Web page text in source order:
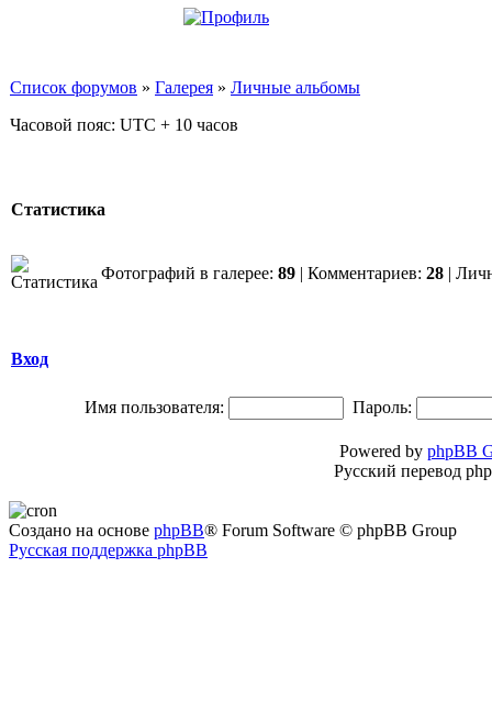
Список форумов » Галерея » Личные альбомы
Часовой пояс: UTC + 10 часов
Статистика
Фотографий в галерее: 89 | Комментариев: 28 |
Вход
Имя пользователя: Пароль:
Powered by phpBB
Русский перевод
Создано на основе phpBB® Forum Software © phpBB Group
Русская поддержка phpBB